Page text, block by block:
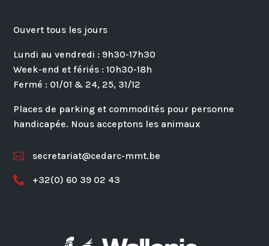
Ouvert tous les jours
Lundi au vendredi : 9h30-17h30
Week-end et fériés : 10h30-18h
Fermé : 01/01 & 24, 25, 31/12
Places de parking et commodités pour personne
handicapée. Nous acceptons les animaux
 secretariat@cedarc-mmt.be
 +32(0) 60 39 02 43